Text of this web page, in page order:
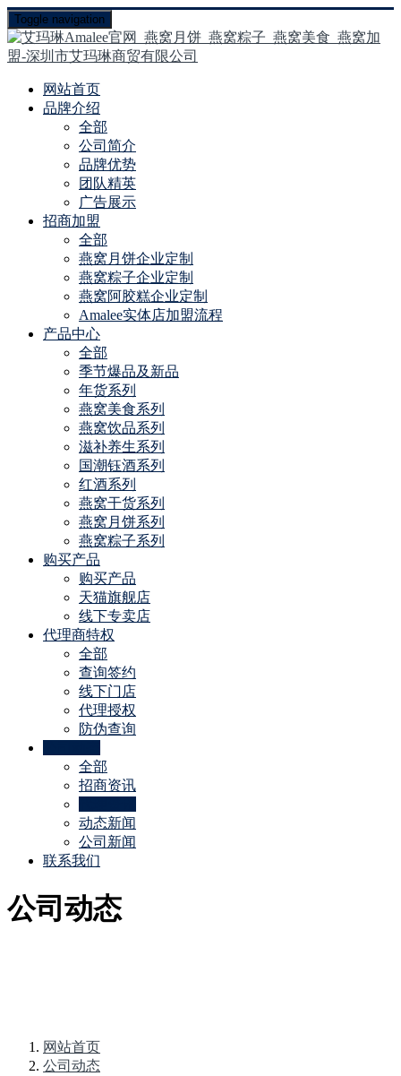
Toggle navigation
网站首页
品牌介绍
全部
公司简介
品牌优势
团队精英
广告展示
招商加盟
全部
燕窝月饼企业定制
燕窝粽子企业定制
燕窝阿胶糕企业定制
Amalee实体店加盟流程
产品中心
全部
季节爆品及新品
年货系列
燕窝美食系列
燕窝饮品系列
滋补养生系列
国潮钰酒系列
红酒系列
燕窝干货系列
燕窝月饼系列
燕窝粽子系列
购买产品
购买产品
天猫旗舰店
线下专卖店
代理商特权
全部
查询签约
线下门店
代理授权
防伪查询
全部
招商资讯
动态新闻
公司新闻
联系我们
公司动态
网站首页
公司动态